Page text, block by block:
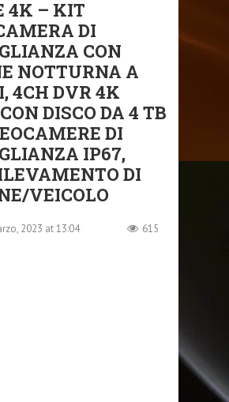
4K – KIT
DI
CON
NOTTURNA A
4CH DVR 4K
DISCO DA 4 TB
DI
IP67,
DI
VEICOLO
2023 at 13:04 615